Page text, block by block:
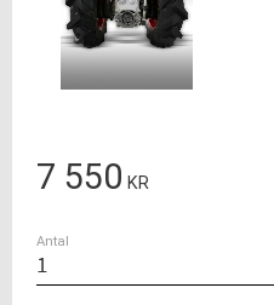
7 550 KR
Antal